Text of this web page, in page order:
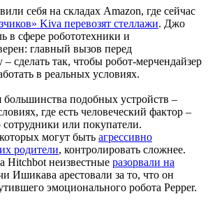
себя на складах Amazon, где сейчас
Kiva перевозят стеллажи. Джо
в сфере робототехники и
главный вызов перед
сделать так, чтобы робот-мерчендайзер
в реальных условиях.
подобных устройств –
где есть человеческий фактор –
сотрудники или покупатели.
могут быть агрессивно
родители, контролировать сложнее.
Hitchbot неизвестные разорвали на
Ишикава арестовали за то, что он
эмоционального робота Pepper.